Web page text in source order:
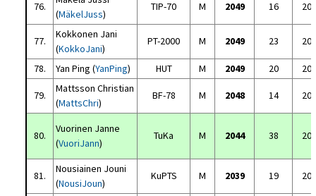
76.
(MäkelJuss)
TIP-70 M 2049 16
77.
Kokkonen Jani
(KokkoJani)
PT-2000 M 2049 23
78. Yan Ping (YanPing) HUT M 2049 20
79.
Mattsson Christian
(MattsChri)
BF-78 M 2048 14
80.
Vuorinen Janne
(VuoriJann)
TuKa M 2044 38
81.
Nousiainen Jouni
(NousiJoun)
KuPTS M 2039 19